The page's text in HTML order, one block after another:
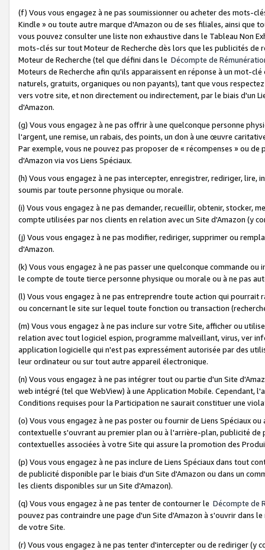
(f) Vous vous engagez à ne pas soumissionner ou acheter des mots-
Kindle » ou toute autre marque d'Amazon ou de ses filiales, ainsi que
vous pouvez consulter une liste non exhaustive dans le Tableau Non
mots-clés sur tout Moteur de Recherche dès lors que les publicités de
Moteur de Recherche (tel que défini dans le Décompte de
Moteurs de Recherche afin qu'ils apparaissent en réponse à un mot-
naturels, gratuits, organiques ou non payants), tant que vous
vers votre site, et non directement ou indirectement, par le biais d'un
d'Amazon.
(g) Vous vous engagez à ne pas offrir à une quelconque personne
l'argent, une remise, un rabais, des points, un don à une œuvre
Par exemple, vous ne pouvez pas proposer de « récompenses » ou
d'Amazon via vos Liens Spéciaux.
(h) Vous vous engagez à ne pas intercepter, enregistrer, rediriger,
soumis par toute personne physique ou morale.
(i) Vous vous engagez à ne pas demander, recueillir, obtenir, stocker,
compte utilisées par nos clients en relation avec un Site d'Amazon (y
(j) Vous vous engagez à ne pas modifier, rediriger, supprimer ou
d'Amazon.
(k) Vous vous engagez à ne pas passer une quelconque commande
le compte de toute tierce personne physique ou morale ou à ne pas
(l) Vous vous engagez à ne pas entreprendre toute action qui
ou concernant le site sur lequel toute fonction ou transaction
(m) Vous vous engagez à ne pas inclure sur votre Site, afficher ou
relation avec tout logiciel espion, programme malveillant, virus, ver
application logicielle qui n'est pas expressément autorisée par des
leur ordinateur ou sur tout autre appareil électronique.
(n) Vous vous engagez à ne pas intégrer tout ou partie d'un Site
web intégré (tel que WebView) à une Application Mobile. Cependant,
Conditions requises pour la Participation ne saurait constituer une
(o) Vous vous engagez à ne pas poster ou fournir de Liens Spéciaux
contextuelle s'ouvrant au premier plan ou à l'arrière-plan, publicité
contextuelles associées à votre Site qui assure la promotion des
(p) Vous vous engagez à ne pas inclure de Liens Spéciaux dans tout
de publicité disponible par le biais d'un Site d'Amazon ou dans un
les clients disponibles sur un Site d'Amazon).
(q) Vous vous engagez à ne pas tenter de contourner le Décompte de
pouvez pas contraindre une page d'un Site d'Amazon à s'ouvrir dans
de votre Site.
(r) Vous vous engagez à ne pas tenter d'intercepter ou de rediriger